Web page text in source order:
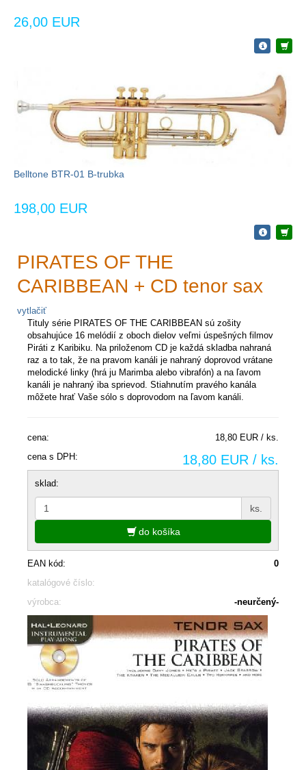
26,00 EUR
Belltone BTR-01 B-trubka
198,00 EUR
PIRATES OF THE
CARIBBEAN + CD tenor sax
vytlačiť
Tituly série PIRATES OF THE CARIBBEAN sú zošity
obsahujúce 16 melódií z oboch dielov veľmi úspešných filmov
Piráti z Karibiku. Na priloženom CD je každá skladba nahraná
raz a to tak, že na pravom kanáli je nahraný doprovod vrátane
melodické linky (hrá ju Marimba alebo vibrafón) a na ľavom
kanáli je nahraný iba sprievod. Stiahnutím pravého kanála
môžete hrať Vaše sólo s doprovodom na ľavom kanáli.
cena:
18,80 EUR / ks.
cena s DPH:
18,80 EUR / ks.
sklad:
ks.
do košíka
EAN kód:
0
katalógové číslo:
výrobca:
-neurčený-